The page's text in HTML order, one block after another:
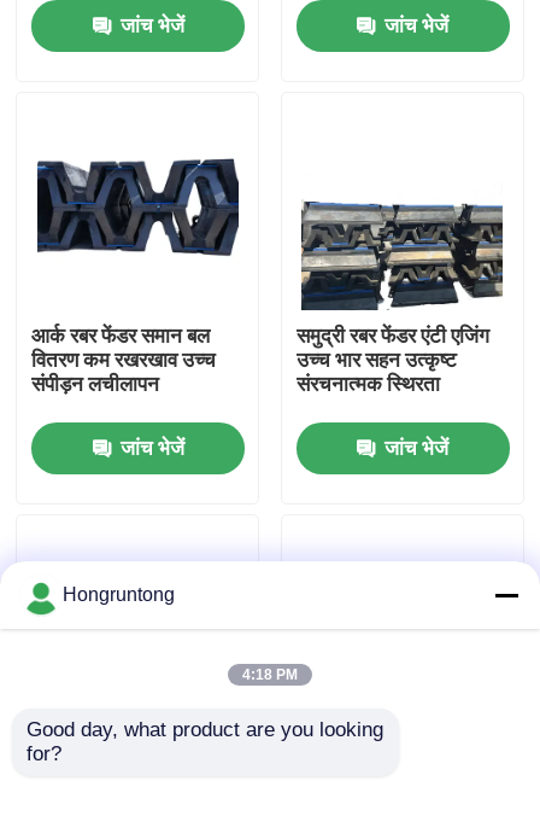
उत्पाद
हमारे बारे में
कारखाना भ्रमण
एक उद्धरण का अनुरोध करें
योकोहामा रबर फेंडर
जांच भेजें
जांच भेजें
आर्क रबर फेंडर समान बल
वितरण कम रखरखाव उच्च
संपीड़न लचीलापन
जांच भेजें
समुद्री रबर फेंडर एंटी एजिंग
उच्च भार सहन उत्कृष्ट
संरचनात्मक स्थिरता
जांच भेजें
डॉक फेंडर उच्च पहनने
Hongruntong
4:18 PM
Good day, what product are you looking
for?